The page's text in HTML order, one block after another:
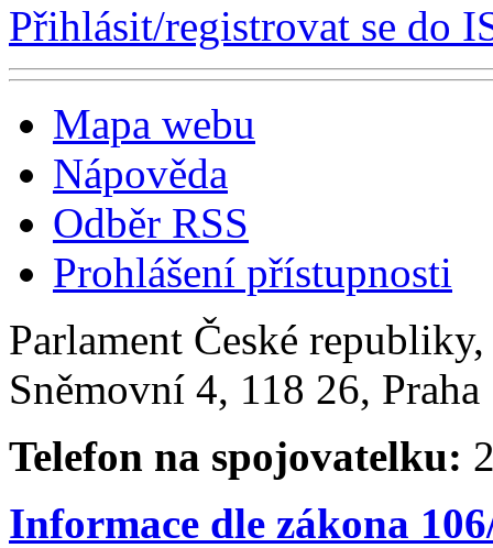
Přihlásit/registrovat se do
Mapa webu
Nápověda
Odběr RSS
Prohlášení přístupnosti
Parlament České
Sněmovní 4, 118 26,
Telefon na spojovatelku:
Informace dle zákona